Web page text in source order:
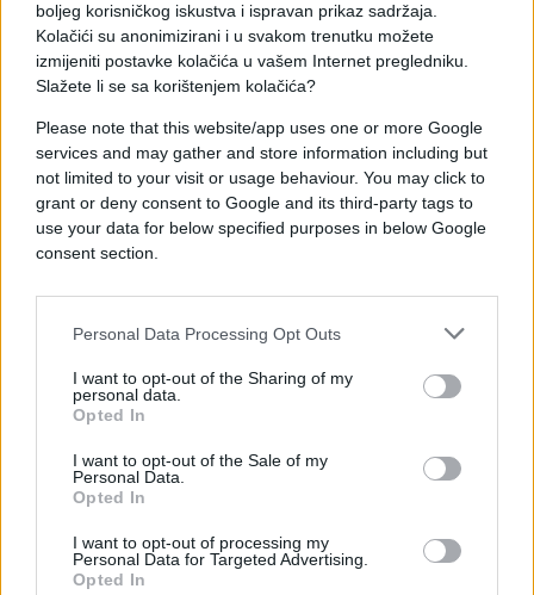
boljeg korisničkog iskustva i ispravan prikaz sadržaja.
Kolačići su anonimizirani i u svakom trenutku možete
izmijeniti postavke kolačića u vašem Internet pregledniku.
Slažete li se sa korištenjem kolačića?
Please note that this website/app uses one or more Google
services and may gather and store information including but
not limited to your visit or usage behaviour. You may click to
grant or deny consent to Google and its third-party tags to
use your data for below specified purposes in below Google
consent section.
Personal Data Processing Opt Outs
I want to opt-out of the Sharing of my
personal data.
Opted In
I want to opt-out of the Sale of my
Personal Data.
Opted In
I want to opt-out of processing my
Personal Data for Targeted Advertising.
Opted In
Reis Kavazović: Razjedinjenim i podijeljenim
milost se ne ukazuje
Saznaj više
BOSNA I HERCEGOVINA
Obavljen ukop deset žrtava genocida u
Srebrenici